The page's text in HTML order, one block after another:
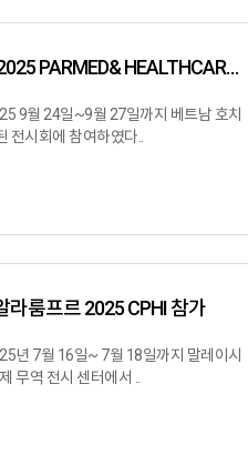
베트남 호치민 2025 PARMED& HEALTHCARE VIETNAM 참가
9월 24일~9월 27일까지 베트남 호치
전시회에 참여하였다..
라룸프르 2025 CPHI 참가
년 7월 16일~ 7월 18일까지 말레이시
무역 전시 센터에서 ..